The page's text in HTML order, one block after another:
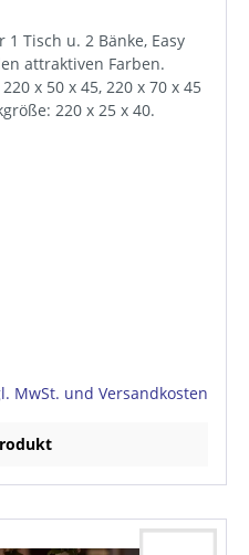
Tisch u. 2 Bänke, Easy
attraktiven Farben.
x 50 x 45, 220 x 70 x 45
220 x 25 x 40.
MwSt. und Versandkosten